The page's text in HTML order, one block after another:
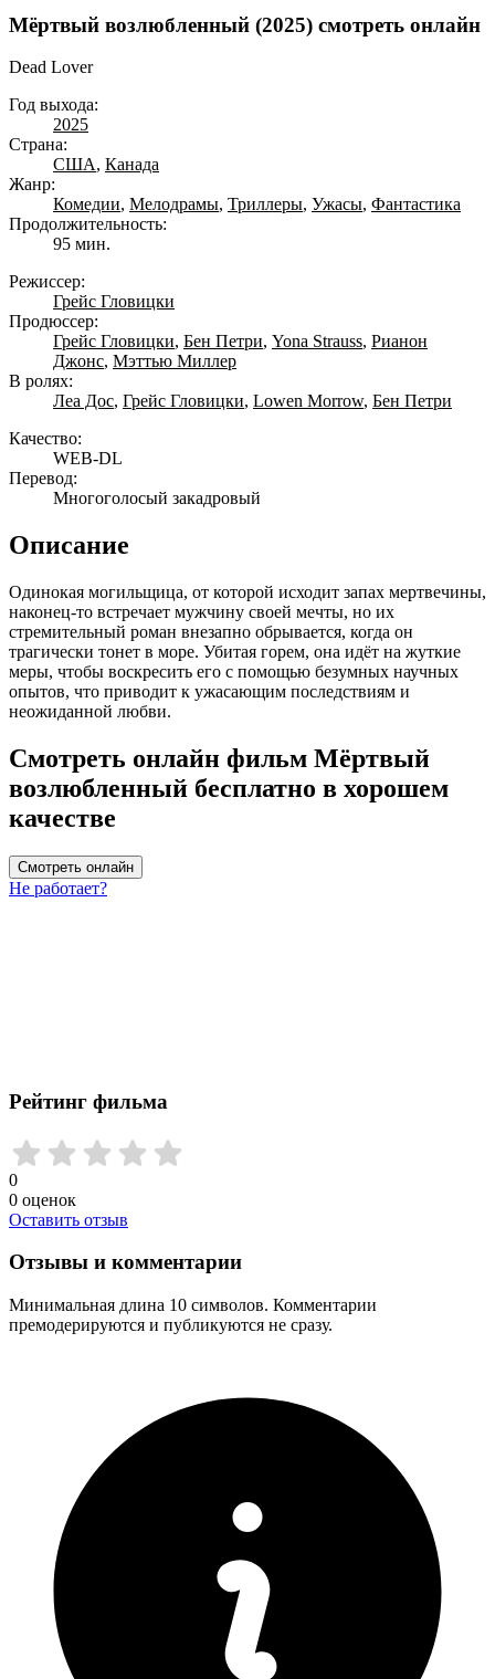
Мёртвый возлюбленный (2025) смотреть онлайн
Dead Lover
Год выхода:
2025
Страна:
США, Канада
Жанр:
Комедии, Мелодрамы, Триллеры, Ужасы, Фантастика
Продолжительность:
95 мин.
Режиссер:
Грейс Гловицки
Продюссер:
Грейс Гловицки, Бен Петри, Yona Strauss, Рианон
Джонс, Мэттью Миллер
В ролях:
Леа Дос, Грейс Гловицки, Lowen Morrow, Бен Петри
Качество:
WEB-DL
Перевод:
Многоголосый закадровый
Описание
Одинокая могильщица, от которой исходит запах мертвечины,
наконец-то встречает мужчину своей мечты, но их
стремительный роман внезапно обрывается, когда он
трагически тонет в море. Убитая горем, она идёт на жуткие
меры, чтобы воскресить его с помощью безумных научных
опытов, что приводит к ужасающим последствиям и
неожиданной любви.
Смотреть онлайн фильм Мёртвый
возлюбленный бесплатно в хорошем
качестве
Смотреть онлайн
Не работает?
Рейтинг фильма
0
0 оценок
Оставить отзыв
Отзывы и комментарии
Минимальная длина 10 символов. Комментарии
премодерируются и публикуются не сразу.